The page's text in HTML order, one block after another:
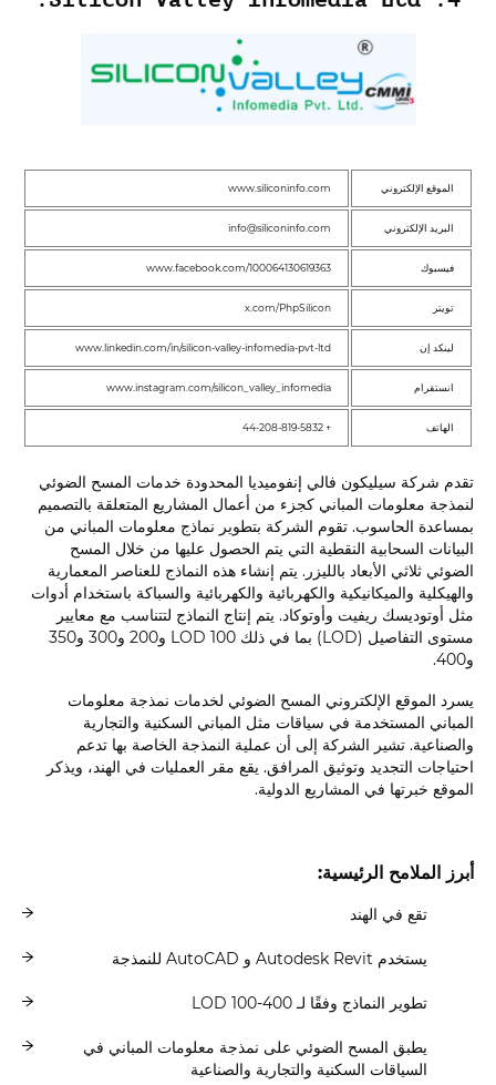
الموقع الإلكتروني www.siliconinfo.com
البريد الإلكتروني info@siliconinfo.com
فيسبوك www.facebook.com/100064130619363
تويتر x.com/PhpSilicon
لينكد إن www.linkedin.com/in/silicon-valley-infomedia-pvt-ltd
انستقرام www.instagram.com/silicon_valley_infomedia
الهاتف + 44-208-819-5832
تقدم شركة سيليكون فالي إنفوميديا المحدودة خدمات المسح الضوئي
لنمذجة معلومات المباني كجزء من أعمال المشاريع المتعلقة بالتصميم
بمساعدة الحاسوب. تقوم الشركة بتطوير نماذج معلومات المباني من
البيانات السحابية النقطية التي يتم الحصول عليها من خلال المسح
الضوئي ثلاثي الأبعاد بالليزر. يتم إنشاء هذه النماذج للعناصر المعمارية
والهيكلية والميكانيكية والكهربائية والكهربائية والسباكة باستخدام أدوات
مثل أوتوديسك ريفيت وأوتوكاد. يتم إنتاج النماذج لتتناسب مع معايير
مستوى التفاصيل (LOD) بما في ذلك LOD 100 و200 و300 و350
و400.
يسرد الموقع الإلكتروني المسح الضوئي لخدمات نمذجة معلومات
المباني المستخدمة في سياقات مثل المباني السكنية والتجارية
والصناعية. تشير الشركة إلى أن عملية النمذجة الخاصة بها تدعم
احتياجات التجديد وتوثيق المرافق. يقع مقر العمليات في الهند، ويذكر
الموقع خبرتها في المشاريع الدولية.
أبرز الملامح الرئيسية:
تقع في الهند
يستخدم Autodesk Revit و AutoCAD للنمذجة
تطوير النماذج وفقًا لـ LOD 100-400
يطبق المسح الضوئي على نمذجة معلومات المباني في
السياقات السكنية والتجارية والصناعية